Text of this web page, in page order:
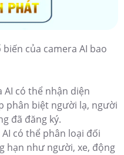
của camera AI bao
AI có thể nhận diện
phân biệt người lạ, người
đã đăng ký.
AI có thể phân loại đối
hạn như người, xe, động